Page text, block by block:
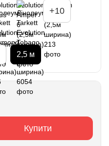
+10
2,5 м
Купити